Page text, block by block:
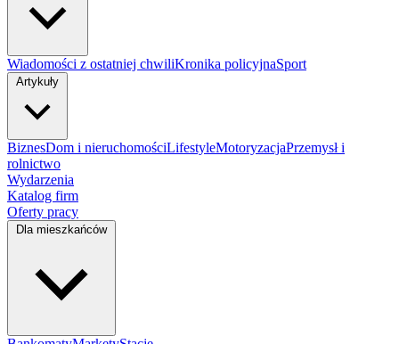
Wiadomości z ostatniej chwiliKronika policyjnaSport
Artykuły
BiznesDom i nieruchomościLifestyleMotoryzacjaPrzemysł i
rolnictwo
Wydarzenia
Katalog firm
Oferty pracy
Dla mieszkańców